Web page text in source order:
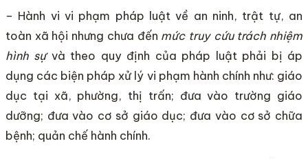
– Hành vi vi phạm pháp luật về an ninh, trật tự, an
toàn xã hội nhưng chưa đến mức truy cứu trách nhiệm
hình sựvà theo quy định của pháp luật phải bị áp
dụng các biện pháp xử lý vi phạm hành chính như: giáo
dục tại xã, phường, thị trấn; đưa vào trường giáo
dưỡng; đưa vào cơ sở giáo dục; đưa vào cơ sở chữa
bệnh; quản chế hành chính.